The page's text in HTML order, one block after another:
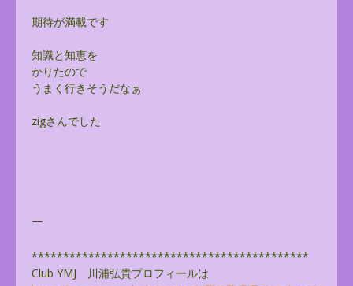
期待が満載です
知識と知恵を
かりたので
うまく行きそうだなぁ
zigさんでした
—
********************************************
Club YMJ 川浦弘貴プロフィールは